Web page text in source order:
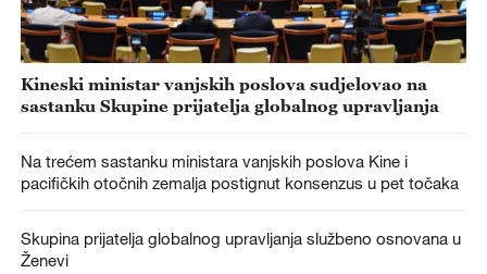
Kineski ministar vanjskih poslova sudjelovao na
sastanku Skupine prijatelja globalnog upravljanja
Na trećem sastanku ministara vanjskih poslova Kine i
pacifičkih otočnih zemalja postignut konsenzus u pet točaka
Skupina prijatelja globalnog upravljanja službeno osnovana u
Ženevi